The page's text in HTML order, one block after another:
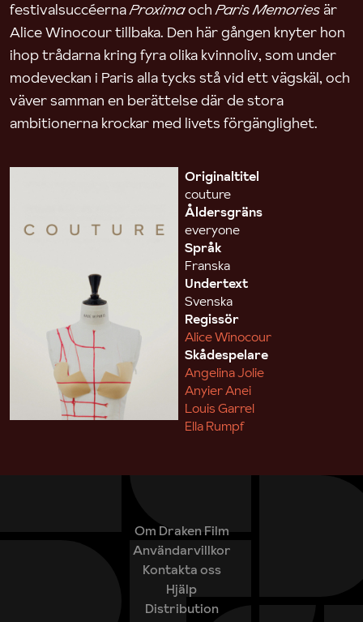
festivalsuccéernaProximaochParis Memories är
Alice Winocour tillbaka. Den här gången knyter hon
ihop trådarna kring fyra olika kvinnoliv, som under
modeveckan i Paris alla tycks stå vid ett vägskäl, och
väver samman en berättelse där de stora
ambitionerna krockar med livets förgänglighet.
Originaltitel
couture
Åldersgräns
everyone
Språk
Franska
Undertext
Svenska
Regissör
Alice Winocour
Skådespelare
Angelina Jolie
Anyier Anei
Louis Garrel
Ella Rumpf
Om Draken Film
Användarvillkor
Kontakta oss
Hjälp
Distribution